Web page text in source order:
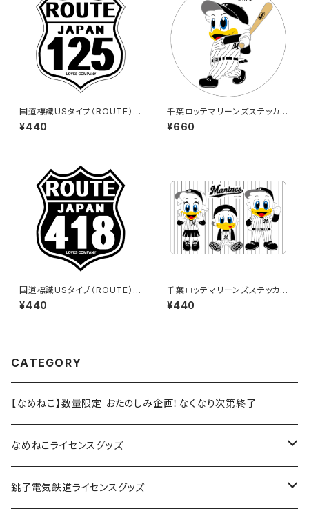
国道標識USタイプ（ROUTE）ス
テッカー 125号線（ホワイト）
¥440
千葉ロッテマリーンズステッカー
8（大）
¥660
国道標識USタイプ（ROUTE）ス
テッカー 418号線（ブラック）
¥440
千葉ロッテマリーンズステッカー
10
¥440
CATEGORY
【なめねこ】数量限定 おたのしみ企画！なくなり次第終了
なめねこライセンスグッズ
Tシャツ
銚子電気鉄道ライセンスグッズ